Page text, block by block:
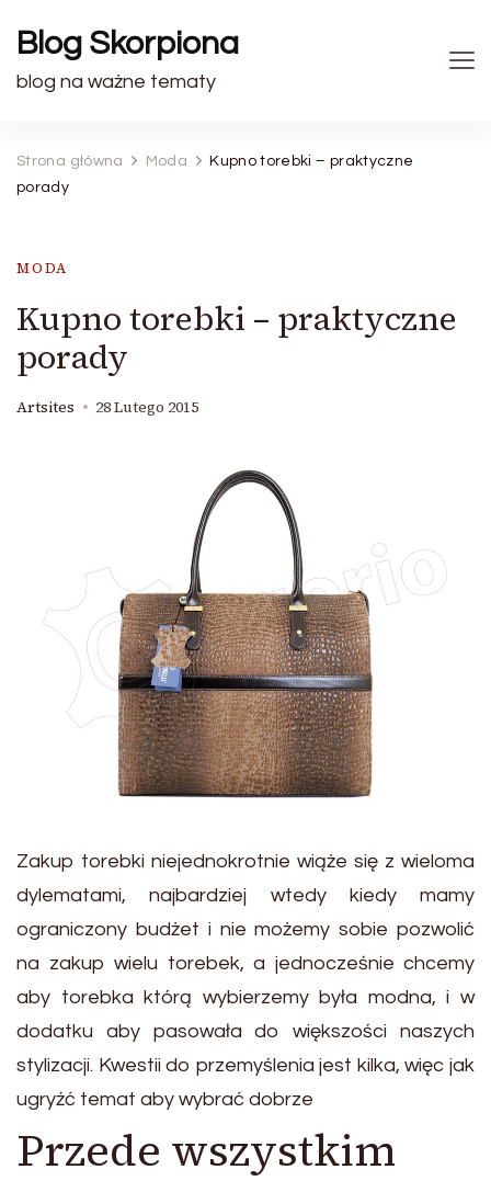
Blog Skorpiona
blog na ważne tematy
Strona główna Moda
Kupno torebki – praktyczne
porady
MODA
Kupno torebki – praktyczne
porady
Artsites 28 Lutego 2015
Zakup torebki niejednokrotnie wiąże się z wieloma
dylematami, najbardziej wtedy kiedy mamy
ograniczony budżet i nie możemy sobie pozwolić
na zakup wielu torebek, a jednocześnie chcemy
aby torebka którą wybierzemy była modna, i w
dodatku aby pasowała do większości naszych
stylizacji. Kwestii do przemyślenia jest kilka, więc jak
ugryźć temat aby wybrać dobrze
Przede wszystkim